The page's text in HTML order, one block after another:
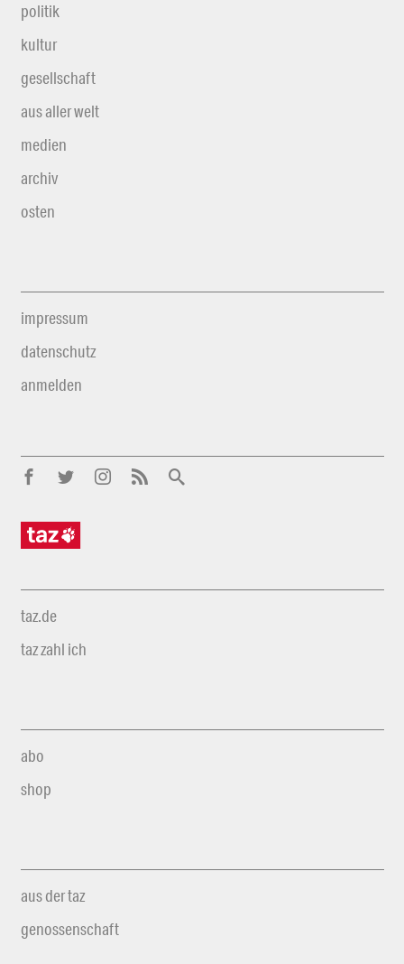
politik
kultur
gesellschaft
aus aller welt
medien
archiv
osten
impressum
datenschutz
anmelden
taz.de
taz zahl ich
abo
shop
aus der taz
genossenschaft